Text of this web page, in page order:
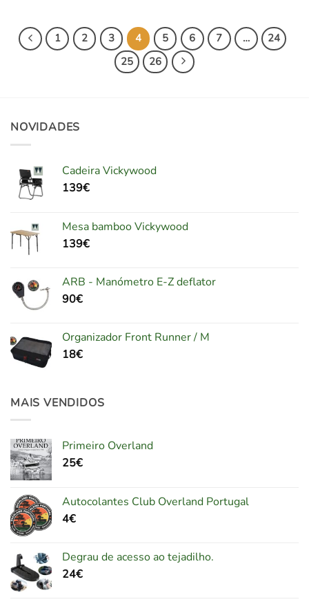
1 2 3 4 5 6 7 …
24
25
26
NOVIDADES
Cadeira Vickywood
139€
Mesa bamboo Vickywood
139€
ARB - Manómetro E-Z deflator
90€
Organizador Front Runner / M
18€
MAIS VENDIDOS
Primeiro Overland
25€
Autocolantes Club Overland Portugal
4€
Degrau de acesso ao tejadilho.
24€